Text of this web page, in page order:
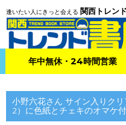
逢いたい人にきっと会える 関西トレン
年中無休・24時間営業
小野六花さん サイン入りク
2）に色紙とチェキのオマケ